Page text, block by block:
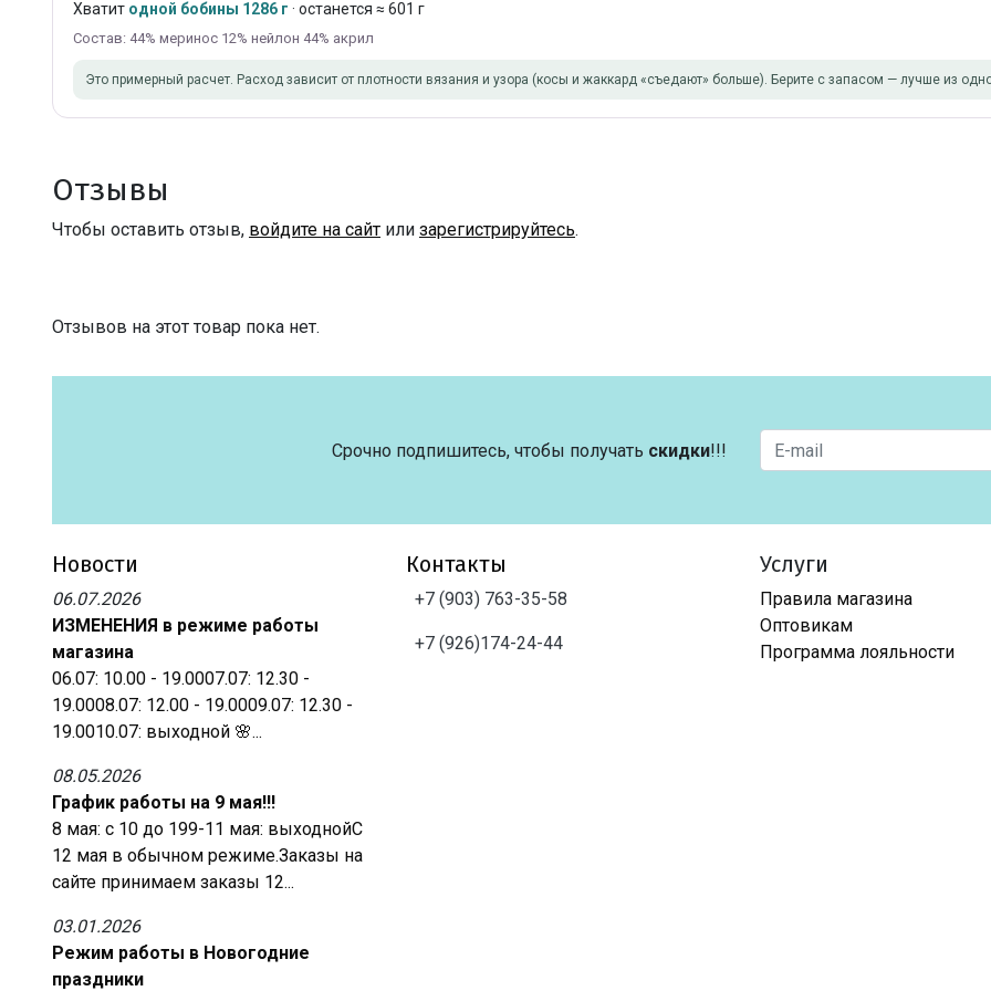
Хватит одной бобины 1286 г · останется ≈ 601 г
Состав: 44% меринос 12% нейлон 44% акрил
Это примерный расчет. Расход зависит от плотности вязания и узора (косы и жаккард «съедают» больше). Берите с запасом — лучше из
Отзывы
Чтобы оставить отзыв, войдите на сайт или зарегистрируйтесь.
Отзывов на этот товар пока нет.
Срочно подпишитесь, чтобы получать скидки!!!
Новости
06.07.2026
ИЗМЕНЕНИЯ в режиме работы
магазина
06.07: 10.00 - 19.0007.07: 12.30 -
19.0008.07: 12.00 - 19.0009.07: 12.30 -
19.0010.07: выходной 🌸...
08.05.2026
График работы на 9 мая!!!
8 мая: с 10 до 199-11 мая: выходнойС
12 мая в обычном режиме.Заказы на
сайте принимаем заказы 12...
03.01.2026
Режим работы в Новогодние
праздники
Контакты
+7 (903) 763-35-58
+7 (926)174-24-44
Услуги
Правила магазина
Оптовикам
Программа лояльности